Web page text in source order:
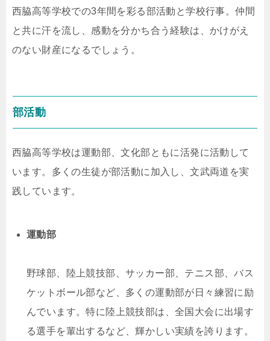
西脇高等学校での3年間を彩る部活動と学校行事。仲間
と共に汗を流し、感動を分かち合う経験は、かけがえ
のない財産になるでしょう。
部活動
西脇高等学校は運動部、文化部ともに活発に活動して
います。多くの生徒が部活動に加入し、文武両道を実
践しています。
運動部
野球部、陸上競技部、サッカー部、テニス部、バス
ケットボール部など、多くの運動部が日々練習に励
んでいます。特に陸上競技部は、全国大会に出場す
る選手を輩出するなど、輝かしい実績を誇ります。